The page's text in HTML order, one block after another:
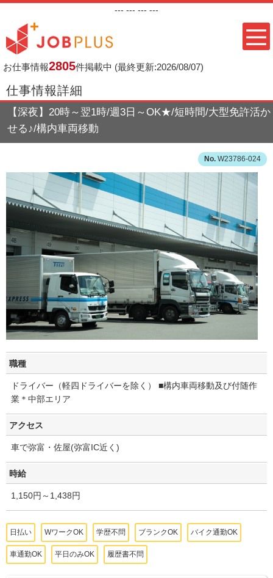
--- --- --- ---
お仕事情報2805件掲載中 (最終更新:2026/08/07)
仕事情報詳細
【深夜】20時～翌1時/週3日～OK★/短時間/大型免許活か
せる♪/構内車両移動
W23786-024
職種
ドライバー（軽四ドライバーを除く） ■構内車両移動及び付随作
業＊中部エリア
アクセス
車で弥富・佐屋(弥富IC近く)
時給
1,150円～1,438円
日払い WワークOK 学歴不問 ブランクOK バイク通勤OK
車通勤OK 平日のみOK 履歴書不問